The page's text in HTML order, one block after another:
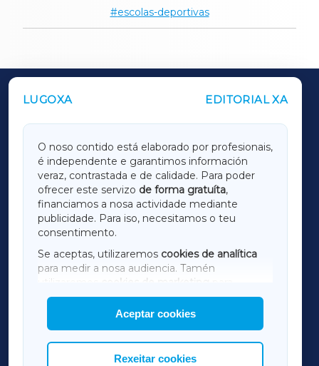
escolas-deportivas
LUGOXA EDITORIAL XA
O noso contido está elaborado por profesionais,
é independente e garantimos información
veraz, contrastada e de calidade. Para poder
ofrecer este servizo de forma gratuíta,
financiamos a nosa actividade mediante
publicidade. Para iso, necesitamos o teu
consentimento.
Se aceptas, utilizaremos cookies de analítica
para medir a nosa audiencia. Tamén
utilizaremos
cookies de marketing
mostrar publicidade de terceiros.
Así mesmo, podes personalizar a elección das
cookies que desexas permitir.
Aceptar cookies
Rexeitar cookies
OUTROS PERIÓDICOS
LUGOXA
TERRACHAXA
AMARIÑAXA
RIBEIRASACRAXA
ACORUÑAXA